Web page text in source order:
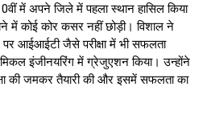
में अपने जिले में पहला स्थान हासिल किया
में कोई कोर कसर नहीं छोड़ी। विशाल ने
आईआईटी जैसे परीक्षा में भी सफलता
इंजीनयरिंग में ग्रेजुएशन किया। उन्होंने
की जमकर तैयारी की और इसमें सफलता का